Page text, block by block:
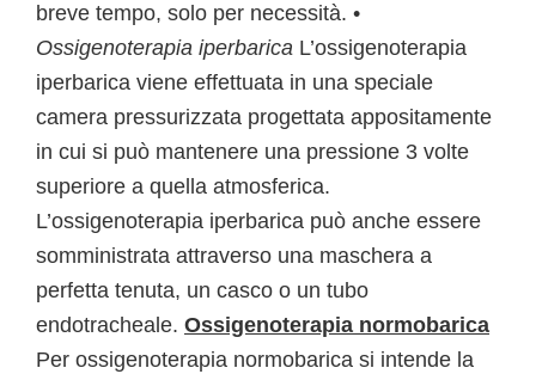
breve tempo, solo per necessità. •
Ossigenoterapia iperbarica L’ossigenoterapia
iperbarica viene effettuata in una speciale
camera pressurizzata progettata appositamente
in cui si può mantenere una pressione 3 volte
superiore a quella atmosferica.
L’ossigenoterapia iperbarica può anche essere
somministrata attraverso una maschera a
perfetta tenuta, un casco o un tubo
endotracheale. Ossigenoterapia normobarica
Per ossigenoterapia normobarica si intende la